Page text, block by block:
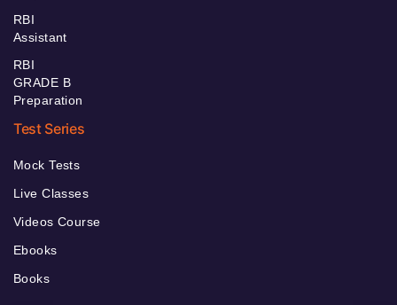
RBI
Assistant
RBI
GRADE B
Preparation
Test Series
Mock Tests
Live Classes
Videos Course
Ebooks
Books